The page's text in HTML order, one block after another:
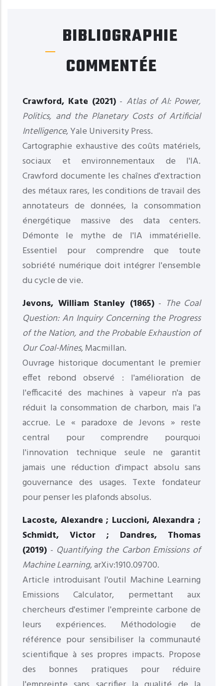
BIBLIOGRAPHIE
COMMENTÉE
Crawford, Kate (2021) - Atlas of AI: Power,
Politics, and the Planetary Costs of Artificial
Intelligence, Yale University Press.
Cartographie exhaustive des coûts matériels,
sociaux et environnementaux de l'IA.
Crawford documente les chaînes d'extraction
des métaux rares, les conditions de travail des
annotateurs de données, la consommation
énergétique massive des data centers.
Démonte le mythe de l'IA immatérielle.
Essentiel pour comprendre que toute
sobriété numérique doit intégrer l'ensemble
du cycle de vie.
Jevons, William Stanley (1865)- The Coal
Question: An Inquiry Concerning the Progress
of the Nation, and the Probable Exhaustion of
Our Coal-Mines, Macmillan.
Ouvrage historique documentant le premier
effet rebond observé : l'amélioration de
l'efficacité des machines à vapeur n'a pas
réduit la consommation de charbon, mais l'a
accrue. Le « paradoxe de Jevons » reste
central pour comprendre pourquoi
l'innovation technique seule ne garantit
jamais une réduction d'impact absolu sans
gouvernance des usages. Texte fondateur
pour penser les plafonds absolus.
Lacoste, Alexandre ; Luccioni, Alexandra ;
Schmidt, Victor ; Dandres, Thomas
(2019) - Quantifying the Carbon Emissions of
Machine Learning, arXiv:1910.09700.
Article introduisant l'outil Machine Learning
Emissions Calculator, permettant aux
chercheurs d'estimer l'empreinte carbone de
leurs expériences. Méthodologie de
référence pour sensibiliser la communauté
scientifique à ses propres impacts. Propose
des bonnes pratiques pour réduire